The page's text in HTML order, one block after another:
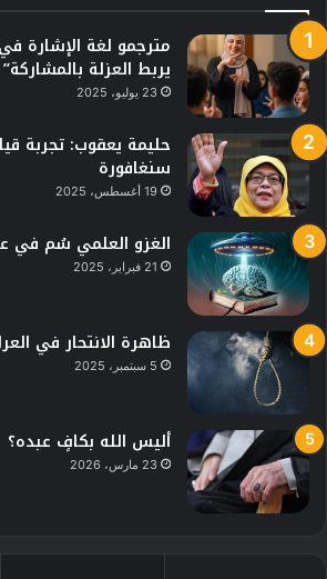
مترجمو لغة الإشارة
يربط العزلة بالمشاركة”
23 يوليو، 2025
حليمة يعقوب: تجربة
سنغافورة
19 أغسطس، 2025
الغزو العلمي سُم في
21 فبراير، 2025
ظاهرة الانتحار في
5 سبتمبر، 2025
أليس الله بكافٍ عبده؟
23 مارس، 2026